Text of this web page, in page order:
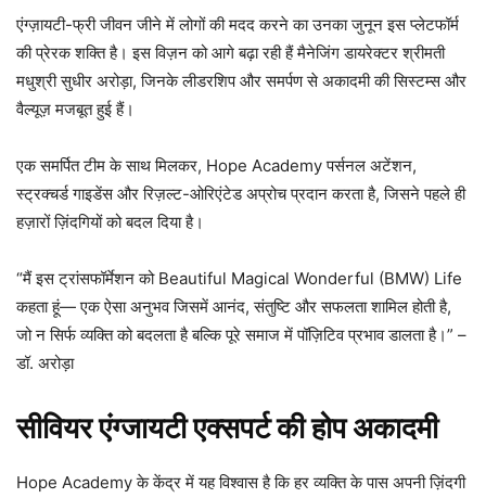
एंग्ज़ायटी-फ्री जीवन जीने में लोगों की मदद करने का उनका जुनून इस प्लेटफॉर्म
की प्रेरक शक्ति है। इस विज़न को आगे बढ़ा रही हैं मैनेजिंग डायरेक्टर श्रीमती
मधुश्री सुधीर अरोड़ा, जिनके लीडरशिप और समर्पण से अकादमी की सिस्टम्स और
वैल्यूज़ मजबूत हुई हैं।
एक समर्पित टीम के साथ मिलकर, Hope Academy पर्सनल अटेंशन,
स्ट्रक्चर्ड गाइडेंस और रिज़ल्ट-ओरिएंटेड अप्रोच प्रदान करता है, जिसने पहले ही
हज़ारों ज़िंदगियों को बदल दिया है।
“मैं इस ट्रांसफॉर्मेशन को Beautiful Magical Wonderful (BMW) Life
कहता हूं— एक ऐसा अनुभव जिसमें आनंद, संतुष्टि और सफलता शामिल होती है,
जो न सिर्फ व्यक्ति को बदलता है बल्कि पूरे समाज में पॉज़िटिव प्रभाव डालता है।” –
डॉ. अरोड़ा
सीवियर एंग्जायटी एक्सपर्ट की होप अकादमी
Hope Academy के केंद्र में यह विश्वास है कि हर व्यक्ति के पास अपनी ज़िंदगी